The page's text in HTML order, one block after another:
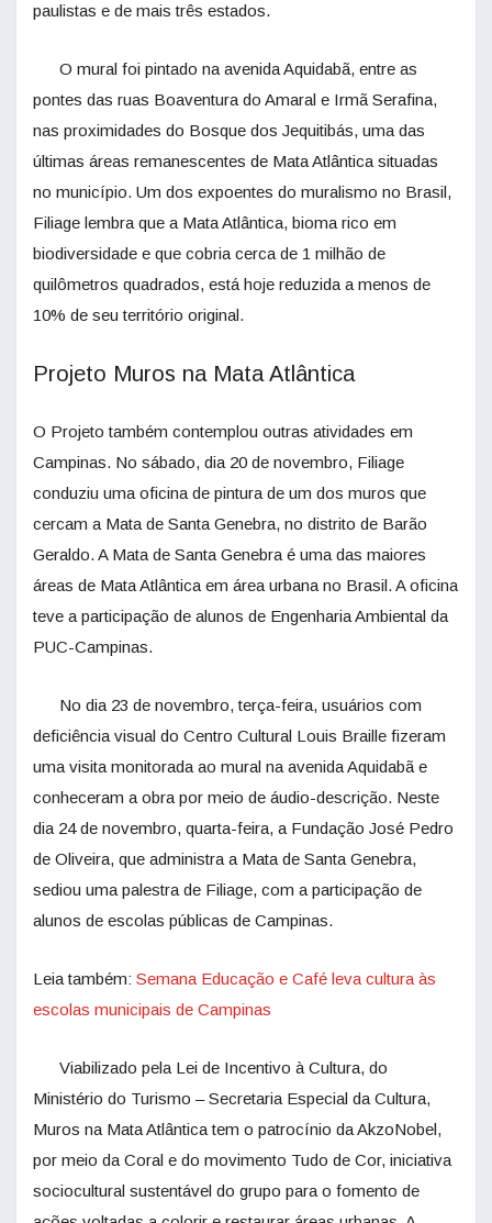
paulistas e de mais três estados.
O mural foi pintado na avenida Aquidabã, entre as
pontes das ruas Boaventura do Amaral e Irmã Serafina,
nas proximidades do Bosque dos Jequitibás, uma das
últimas áreas remanescentes de Mata Atlântica situadas
no município. Um dos expoentes do muralismo no Brasil,
Filiage lembra que a Mata Atlântica, bioma rico em
biodiversidade e que cobria cerca de 1 milhão de
quilômetros quadrados, está hoje reduzida a menos de
10% de seu território original.
Projeto Muros na Mata Atlântica
O Projeto também contemplou outras atividades em
Campinas. No sábado, dia 20 de novembro, Filiage
conduziu uma oficina de pintura de um dos muros que
cercam a Mata de Santa Genebra, no distrito de Barão
Geraldo. A Mata de Santa Genebra é uma das maiores
áreas de Mata Atlântica em área urbana no Brasil. A oficina
teve a participação de alunos de Engenharia Ambiental da
PUC-Campinas.
No dia 23 de novembro, terça-feira, usuários com
deficiência visual do Centro Cultural Louis Braille fizeram
uma visita monitorada ao mural na avenida Aquidabã e
conheceram a obra por meio de áudio-descrição. Neste
dia 24 de novembro, quarta-feira, a Fundação José Pedro
de Oliveira, que administra a Mata de Santa Genebra,
sediou uma palestra de Filiage, com a participação de
alunos de escolas públicas de Campinas.
Leia também: Semana Educação e Café leva cultura às
escolas municipais de Campinas
Viabilizado pela Lei de Incentivo à Cultura, do
Ministério do Turismo – Secretaria Especial da Cultura,
Muros na Mata Atlântica tem o patrocínio da AkzoNobel,
por meio da Coral e do movimento Tudo de Cor, iniciativa
sociocultural sustentável do grupo para o fomento de